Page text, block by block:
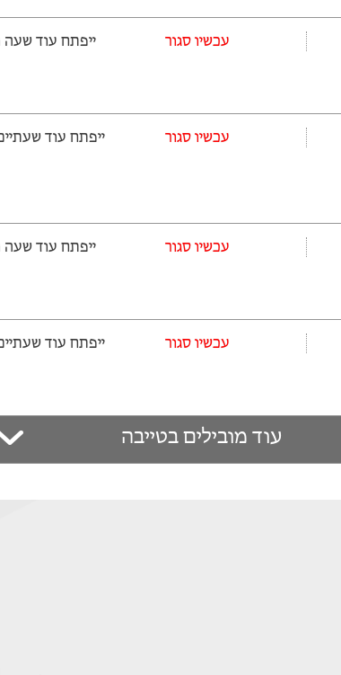
‫עכשיו סגור ייפתח עוד שעה ‫ו-12 דקות
‫עכשיו סגור ייפתח עוד שעתיים ‫ו-12
‫עכשיו סגור ייפתח עוד שעה ‫ו-12 דקות
‫עכשיו סגור ייפתח עוד שעתיים ‫ו-12
עוד מובילים בטייבה